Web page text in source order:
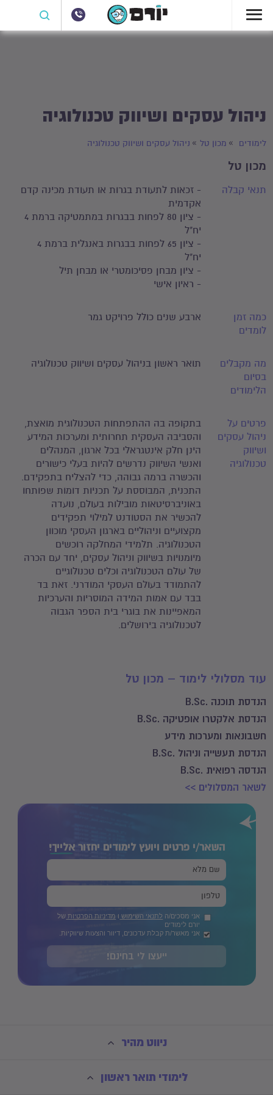
ניהול עסקים ושיווק טכנולוגיה
לימודים מכון טל ניהול עסקים ושיווק טכנולוגיה
מכון טל
תנאי קבלה
- זכאות לתעודת בגרות או תעודת מכינה קדם
אקדמית
- ציון 80 לפחות בבגרות במתמטיקה ברמת 4
יח"ל
- ציון 65 לפחות בבגרות באנגלית ברמת 4
יח"ל
- ציון מבחן פסיכומטרי או מבחן תיל
- ראיון אישי
כמה זמן
לומדים
ארבע שנים כולל פרויקט גמר
מה מקבלים
בסיום
הלימודים
תואר ראשון בניהול עסקים ושיווק טכנולוגיה
פרטים על
ניהול עסקים
ושיווק
טכנולוגיה
בתקופה בה ההתפתחות הטכנולוגית מואצת,
והסביבה העסקית תחרותית ומערכות המידע
הינן חלק אינטגראלי בכל ארגון, המנהלים
ואנשי השיווק נדרשים להיות בעלי כישורים
והכשרה ברמה גבוהה, כדי להצליח בתפקידם.
התכנית, המבוססת על תכניות דומות שפותחו
באוניברסיטאות מובילות בעולם, נועדה
להכשיר את הסטודנט למילוי תפקידים
מקצועיים וניהוליים בארגון העסקי מוכוון
הטכנולוגיה. תלמידי המחלקה רוכשים
מיומנויות בשיווק וניהול עסקים, יחד עם הכרה
של עולם הטכנולוגיה וכלים טכנולוגיים
להתמודד בעולם העסקי המודרני. זאת בד
בבד עם אמות המידה המוסריות והערכיות
המאפיינות את בוגרי בית הספר הגבוה
לטכנולוגיה בירושלים.
עוד מסלולי לימוד – מכון טל
הנדסת תוכנה .B.Sc
הנדסת אלקטרו אופטיקה .B.Sc
חשבונאות ומערכות מידע
הנדסת תעשייה וניהול .B.Sc
הנדסה רפואית .B.Sc
לשאר המסלולים >>
השאר/י פרטים ויועץ לימודים יחזוראלייך!
אני מסכים/ה לתנאי השימוש ו מדיניות הפרטיות של
יורם לימודים
אני מאשר/ת קבלת עדכונים, דיוור והצעות שיווקיות.
ייעצו לי בחינם!
ניווט מהיר
לימודי תואר ראשון